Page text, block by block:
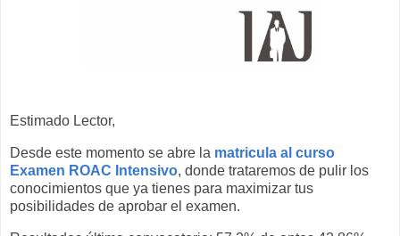
Estimado Lector,
Desde este momento se abre la matricula al curso
Examen ROAC Intensivo, donde trataremos de pulir los
conocimientos que ya tienes para maximizar tus
posibilidades de aprobar el examen.